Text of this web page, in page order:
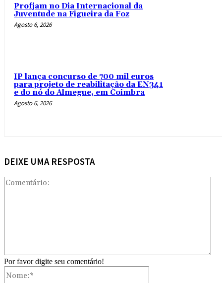
Profjam no Dia Internacional da
Juventude na Figueira da Foz
Agosto 6, 2026
IP lança concurso de 700 mil euros
para projeto de reabilitação da EN341
e do nó do Almegue, em Coimbra
Agosto 6, 2026
DEIXE UMA RESPOSTA
Por favor digite seu comentário!